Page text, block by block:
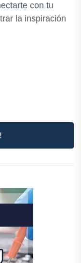
con tu
la inspiración